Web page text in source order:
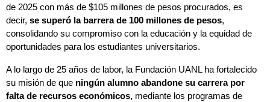
de 2025 con más de $105 millones de pesos procurados, es
decir, se superó la barrera de 100 millones de pesos,
consolidando su compromiso con la educación y la equidad de
oportunidades para los estudiantes universitarios.
A lo largo de 25 años de labor, la Fundación UANL ha fortalecido
su misión de que ningún alumno abandone su carrera por
falta de recursos económicos, mediante los programas de